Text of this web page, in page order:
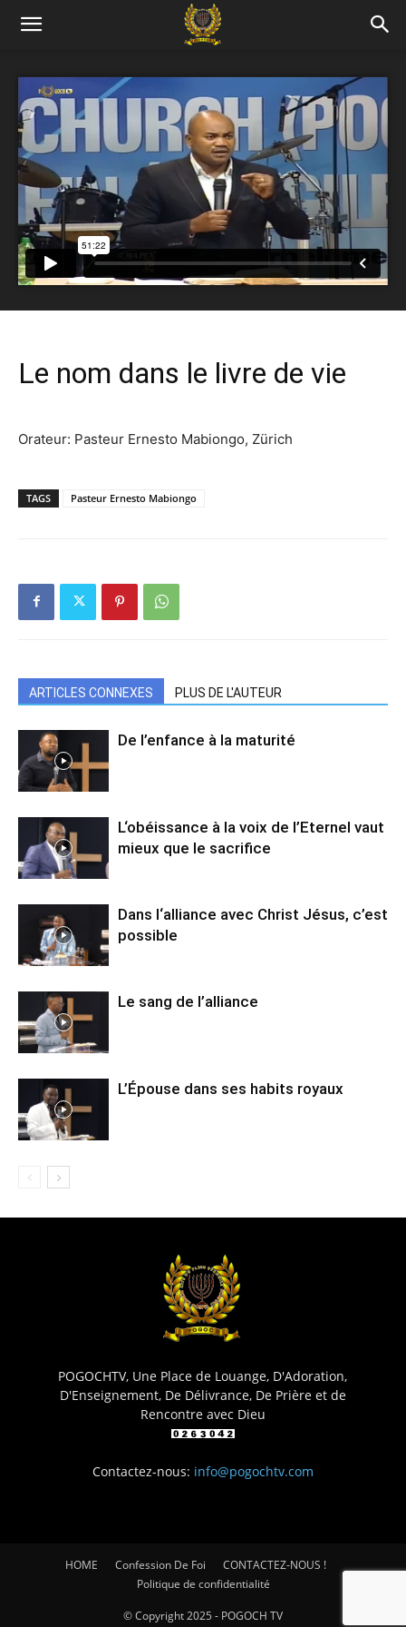
Le nom dans le livre de vie
Orateur: Pasteur Ernesto Mabiongo, Zürich
TAGS Pasteur Ernesto Mabiongo
ARTICLES CONNEXES PLUS DE L'AUTEUR
De l’enfance à la maturité
L‘obéissance à la voix de l’Eternel vaut
mieux que le sacrifice
Dans l‘alliance avec Christ Jésus, c’est
possible
Le sang de l’alliance
L’Épouse dans ses habits royaux
POGOCHTV, Une Place de Louange, D'Adoration,
D'Enseignement, De Délivrance, De Prière et de
Rencontre avec Dieu
Contactez-nous: info@pogochtv.com
HOME Confession De Foi
CONTACTEZ-NOUS !
Politique de confidentialité
© Copyright 2025 - POGOCH TV